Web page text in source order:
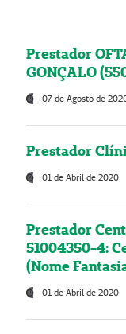
Prestador
GONÇALO
07 de Agosto de
Prestador
01 de Abril de 2020
Prestador
51004350-4:
(Nome
01 de Abril de 2020